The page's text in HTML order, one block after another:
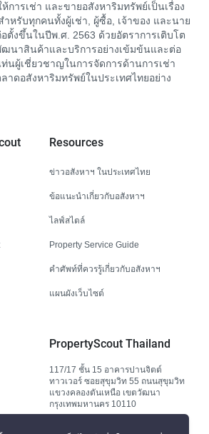
การเช่า และขายอสังหาริมทรัพย์เป็นเรื่อง
ำหรับทุกคนทั้งผู้เช่า, ผู้ซื้อ, เจ้าของ และนาย
ตั้งขึ้นในปีพ.ศ. 2563 ด้วยอัตราการเติบโต
ฒนาสินค้าและบริการอย่างเข้มข้นและต่อ
ท่นผู้เชี่ยวชาญในการจัดการด้านการเช่า
ดอสังหาริมทรัพย์ในประเทศไทยอย่าง
Resources
ข่าวอสังหาฯ ในประเทศไทย
ข้อแนะนำเกี่ยวกับอสังหาฯ
ไลฟ์สไตล์
Property Service Guide
คำศัพท์ที่ควรรู้เกี่ยวกับอสังหาฯ
แผนผังเว็บไซต์
PropertyScout Thailand
117/17 ชั้น 15 อาคารปานจิตต์
ทาวเวอร์ ซอยสุขุมวิท 55 ถนนสุขุมวิท
แขวงคลองตันเหนือ เขตวัฒนา
กรุงเทพมหานคร 10110